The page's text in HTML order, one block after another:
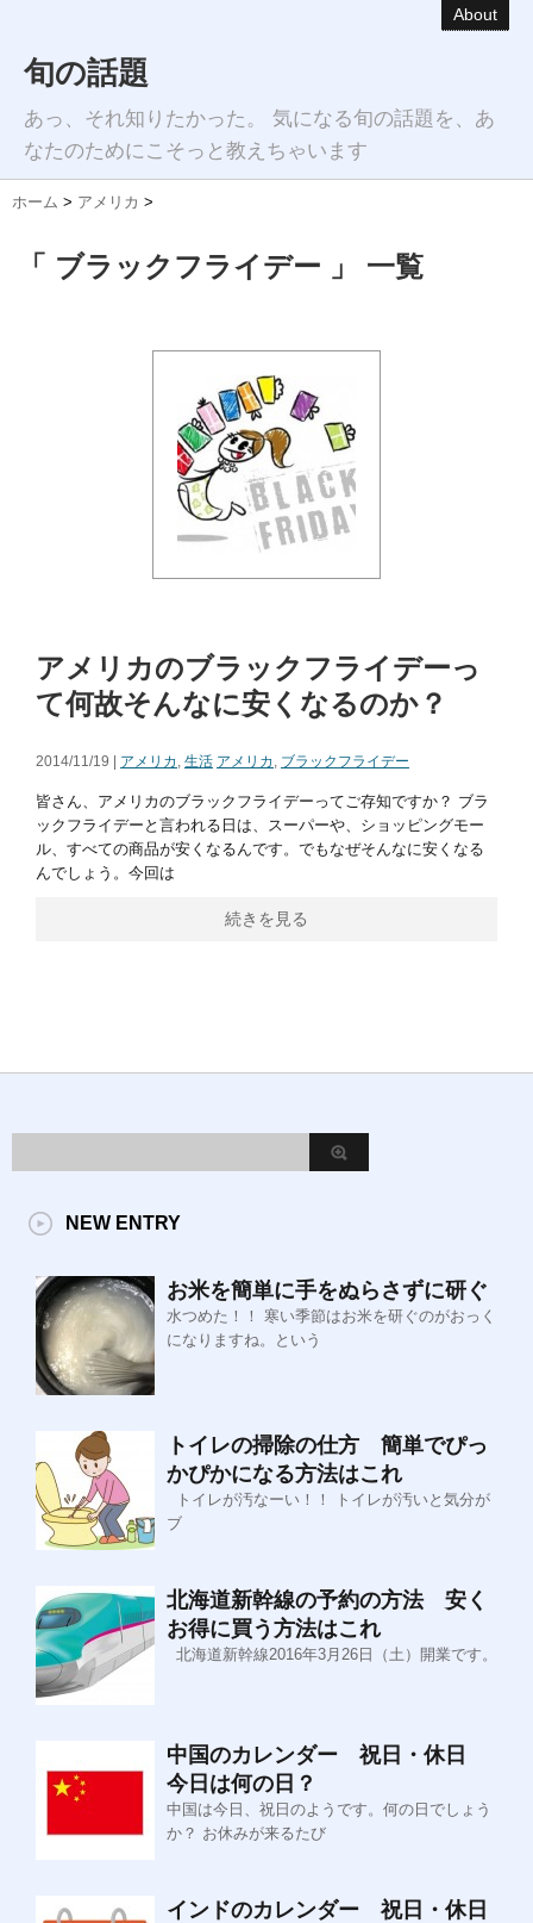
About
旬の話題
あっ、それ知りたかった。 気になる旬の話題を、あ
なたのためにこそっと教えちゃいます
ホーム > アメリカ >
「 ブラックフライデー 」 一覧
アメリカのブラックフライデーっ
て何故そんなに安くなるのか？
2014/11/19 | アメリカ , 生活 アメリカ , ブラックフライデー
皆さん、アメリカのブラックフライデーってご存知ですか？ ブラ
ックフライデーと言われる日は、スーパーや、ショッピングモー
ル、すべての商品が安くなるんです。でもなぜそんなに安くなる
んでしょう。今回は
続きを見る
NEW ENTRY
お米を簡単に手をぬらさずに研ぐ
水つめた！！ 寒い季節はお米を研ぐのがおっく
になりますね。という
トイレの掃除の仕方 簡単でぴっ
かぴかになる方法はこれ
トイレが汚なーい！！ トイレが汚いと気分が
ブ
北海道新幹線の予約の方法 安く
お得に買う方法はこれ
北海道新幹線2016年3月26日（土）開業です。
中国のカレンダー 祝日・休日
今日は何の日？
中国は今日、祝日のようです。何の日でしょう
か？ お休みが来るたび
インドのカレンダー 祝日・休日